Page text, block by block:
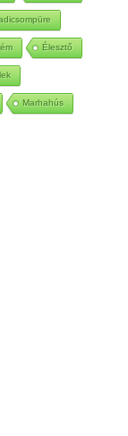
Élesztő
Marhahús